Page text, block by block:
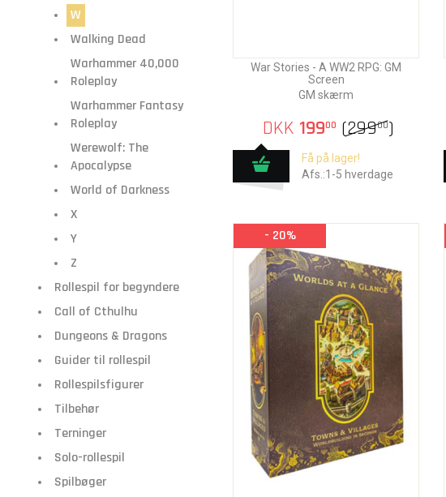
W
Walking Dead
Warhammer 40,000
Roleplay
Warhammer Fantasy
Roleplay
Werewolf: The
Apocalypse
World of Darkness
X
Y
Z
Rollespil for begyndere
Call of Cthulhu
Dungeons & Dragons
Guider til rollespil
Rollespilsfigurer
Tilbehør
Terninger
Solo-rollespil
Spilbøger
War Stories - A WW2 RPG: GM
Screen
GM skærm
DKK 19900 (29900)
Få på lager!
Afs.:1-5 hverdage
- 20%